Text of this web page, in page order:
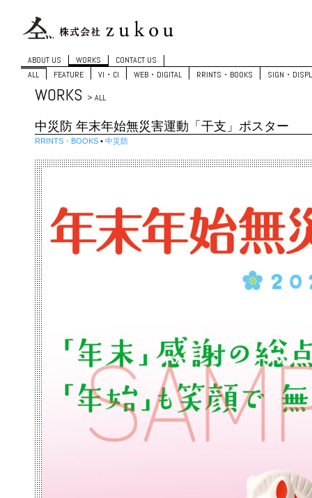
ABOUT US WORKS
CONTACT US
ALL
FEATURE VI・CI WEB・DIGITAL RRINTS・BOOKS SIGN・
WORKS > ALL
中災防 年末年始無災害運動「干支」ポスター
RRINTS・BOOKS • 中災防